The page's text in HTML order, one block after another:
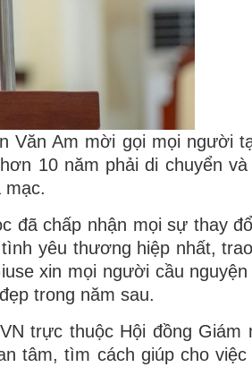
Văn Am mời gọi mọi người
10 năm phải di chuyển và
mạc.
đã chấp nhận mọi sự thay
yêu thương hiệp nhất,
xin mọi người cầu nguyện
trong năm sau.
trực thuộc Hội đồng Giám
tâm, tìm cách giúp cho việc